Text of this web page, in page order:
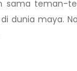
sama teman-
dunia maya.